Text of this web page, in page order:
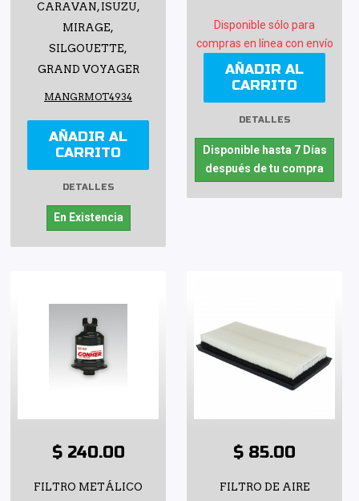
CARAVAN, ISUZU,
MIRAGE,
SILGOUETTE,
GRAND VOYAGER
MANGRMOT4934
AÑADIR AL
CARRITO
DETALLES
En Existencia
Disponible sólo para
compras en línea con envío
AÑADIR AL
CARRITO
DETALLES
Disponible hasta 7 Días
después de tu compra
$ 240.00
FILTRO METÁLICO
$ 85.00
FILTRO DE AIRE